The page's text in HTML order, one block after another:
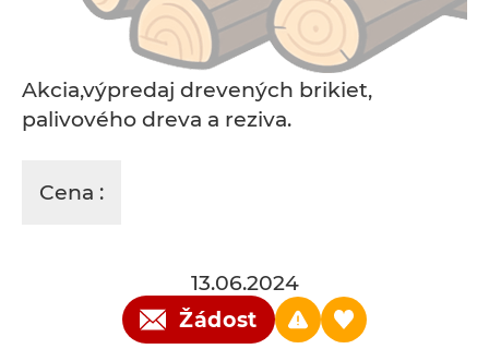
Akcia,výpredaj drevených brikiet,
palivového dreva a reziva.
Cena :
13.06.2024
Žádost